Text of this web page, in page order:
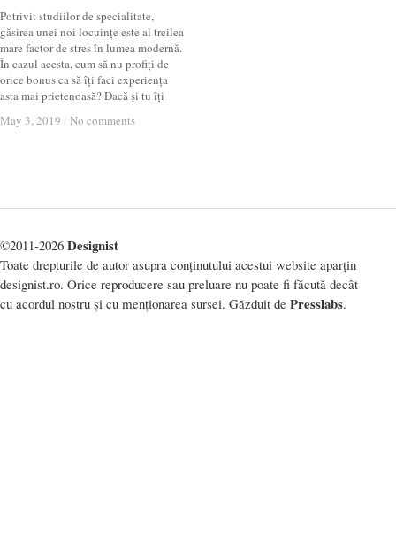
Potrivit studiilor de specialitate,
găsirea unei noi locuințe este al treilea
mare factor de stres în lumea modernă.
În cazul acesta, cum să nu profiți de
orice bonus ca să îți faci experiența
asta mai prietenoasă? Dacă și tu îți
May 3, 2019 / No comments
May 3, 2019 / No comments
©2011-2026 Designist
Toate drepturile de autor asupra conținutului acestui website aparțin
designist.ro. Orice reproducere sau preluare nu poate fi făcută decât
cu acordul nostru și cu menționarea sursei. Găzduit de Presslabs.